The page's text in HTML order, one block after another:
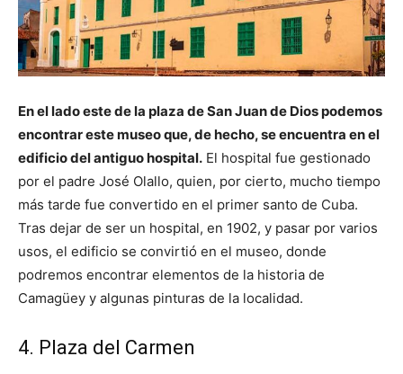
En el lado este de la plaza de San Juan de Dios podemos
encontrar este museo que, de hecho, se encuentra en el
edificio del antiguo hospital. El hospital fue gestionado
por el padre José Olallo, quien, por cierto, mucho tiempo
más tarde fue convertido en el primer santo de Cuba.
Tras dejar de ser un hospital, en 1902, y pasar por varios
usos, el edificio se convirtió en el museo, donde
podremos encontrar elementos de la historia de
Camagüey y algunas pinturas de la localidad.
4. Plaza del Carmen